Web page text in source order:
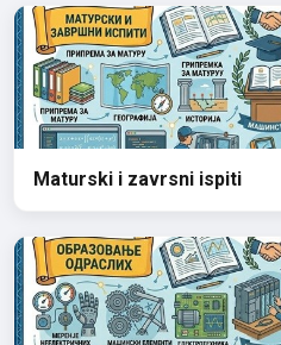
Maturski i zavrsni ispiti